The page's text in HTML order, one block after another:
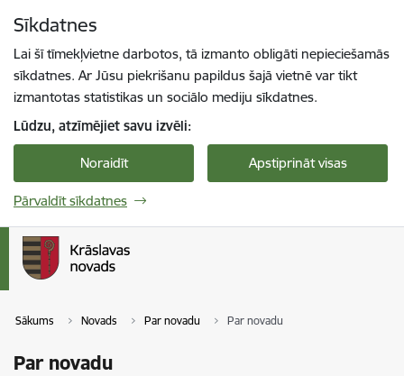
Sīkdatnes
Lai šī tīmekļvietne darbotos, tā izmanto obligāti nepieciešamās
sīkdatnes. Ar Jūsu piekrišanu papildus šajā vietnē var tikt
izmantotas statistikas un sociālo mediju sīkdatnes.
Lūdzu, atzīmējiet savu izvēli:
Noraidīt Apstiprināt visas
Pārvaldīt sīkdatnes
Sākums Novads Par novadu Par novadu
Par novadu